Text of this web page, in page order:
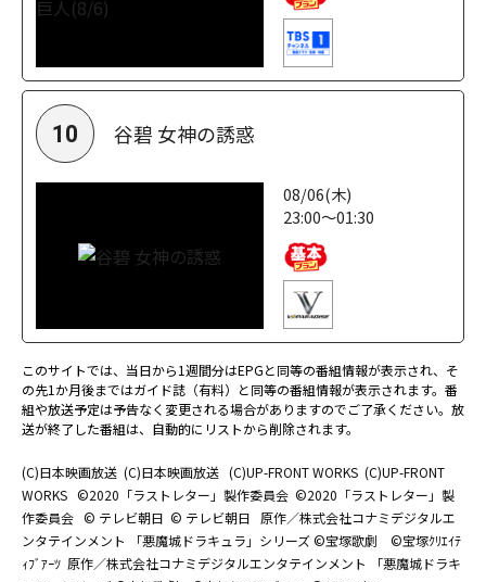
10 谷碧 女神の誘惑
08/06(木)
23:00～01:30
このサイトでは、当日から1週間分はEPGと同等の番組情報が表示され、そ
の先1か月後まではガイド誌（有料）と同等の番組情報が表示されます。番
組や放送予定は予告なく変更される場合がありますのでご了承ください。放
送が終了した番組は、自動的にリストから削除されます。
(C)日本映画放送 (C)日本映画放送 (C)UP-FRONT WORKS (C)UP-FRONT
WORKS ©2020「ラストレター」製作委員会 ©2020「ラストレター」製
作委員会 © テレビ朝日 © テレビ朝日 原作／株式会社コナミデジタルエ
ンタテインメント 「悪魔城ドラキュラ」シリーズ ©宝塚歌劇 ©宝塚ｸﾘｴｲﾃ
ｨﾌﾞｱｰﾂ 原作／株式会社コナミデジタルエンタテインメント 「悪魔城ドラキ